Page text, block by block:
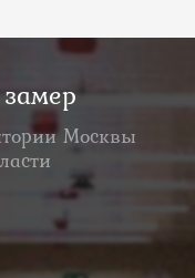
Москвы